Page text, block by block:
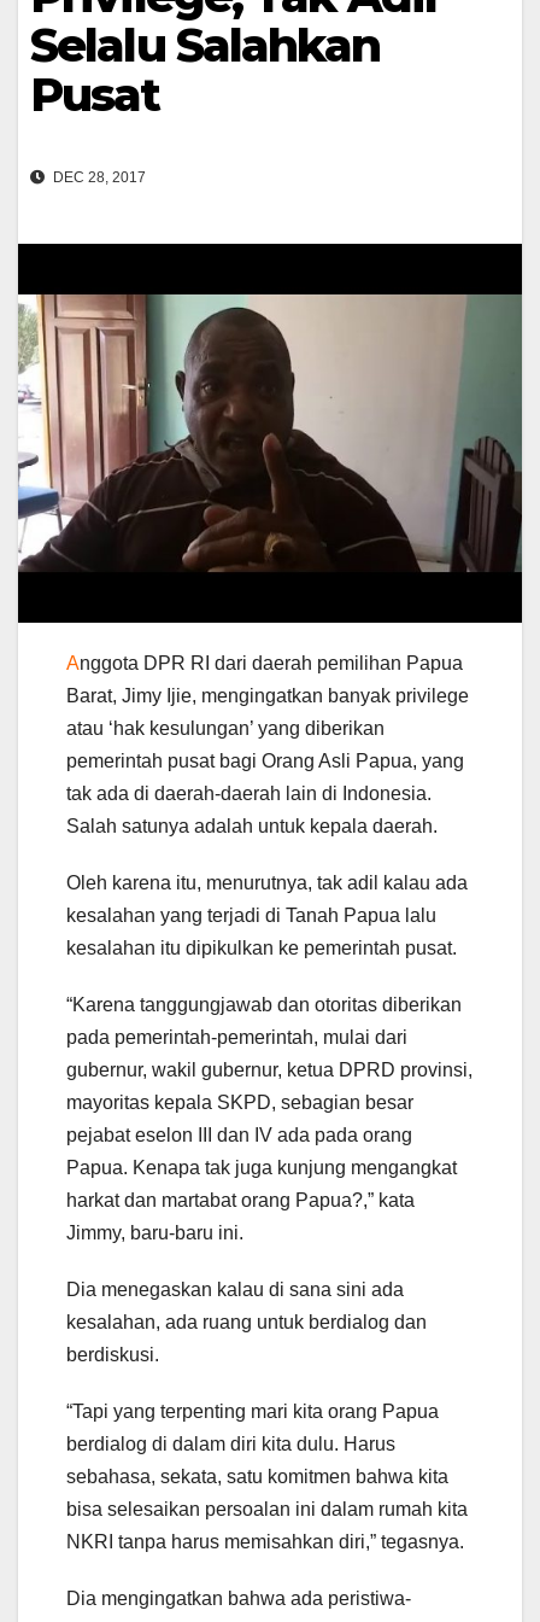
Selalu Salahkan
Pusat
DEC 28, 2017
Anggota DPR RI dari daerah pemilihan Papua
Barat, Jimy Ijie, mengingatkan banyak privilege
atau ‘hak kesulungan’ yang diberikan
pemerintah pusat bagi Orang Asli Papua, yang
tak ada di daerah-daerah lain di Indonesia.
Salah satunya adalah untuk kepala daerah.
Oleh karena itu, menurutnya, tak adil kalau ada
kesalahan yang terjadi di Tanah Papua lalu
kesalahan itu dipikulkan ke pemerintah pusat.
“Karena tanggungjawab dan otoritas diberikan
pada pemerintah-pemerintah, mulai dari
gubernur, wakil gubernur, ketua DPRD provinsi,
mayoritas kepala SKPD, sebagian besar
pejabat eselon III dan IV ada pada orang
Papua. Kenapa tak juga kunjung mengangkat
harkat dan martabat orang Papua?,” kata
Jimmy, baru-baru ini.
Dia menegaskan kalau di sana sini ada
kesalahan, ada ruang untuk berdialog dan
berdiskusi.
“Tapi yang terpenting mari kita orang Papua
berdialog di dalam diri kita dulu. Harus
sebahasa, sekata, satu komitmen bahwa kita
bisa selesaikan persoalan ini dalam rumah kita
NKRI tanpa harus memisahkan diri,” tegasnya.
Dia mengingatkan bahwa ada peristiwa-